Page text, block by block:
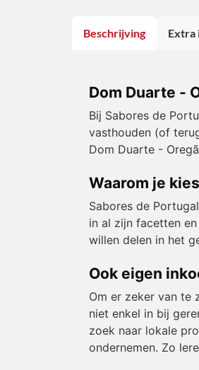
Beschrijving Extra
Dom Duarte -
Bij Sabores de
vasthouden (of
Dom Duarte -
Waarom je
Sabores de
in al zijn facetten
willen delen in het
Ook eigen
Om er zeker van te
niet enkel in bij
zoek naar lokale
ondernemen. Zo